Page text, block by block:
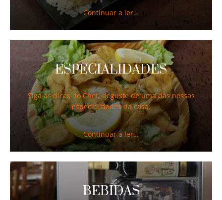
Continuar a ler…
ESPECIALIDADES
Siga as dicas do Chef, deguste de uma das nossas
especialidades da casa.
Continuar a ler…
BEBIDAS